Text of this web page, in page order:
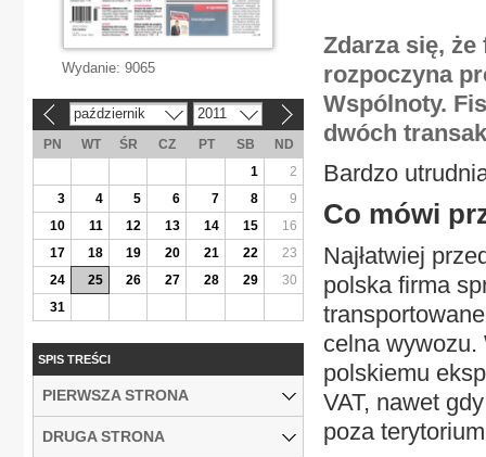
Zdarza się,
rozpoczyna
Wspólnoty.
dwóch
Bardzo
Co mówi
Najłatwiej
polska firma
celna wywozu.
polskiemu
VAT, nawet
poza
Wydanie: 9065
październik 2011
PN WT ŚR CZ PT SB
ND
1
2
3
4 5 6 7 8
9
10
11 12 13 14 15
16
17
18 19 20 21 22
23
24
25 26 27 28 29
30
31
SPIS TREŚCI
PIERWSZA STRONA
DRUGA STRONA